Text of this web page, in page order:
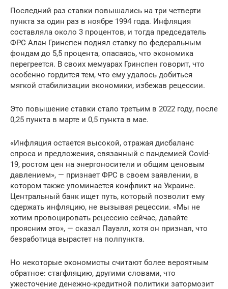
Последний раз ставки повышались на три четверти
пункта за один раз в ноябре 1994 года. Инфляция
составляла около 3 процентов, и тогда председатель
ФРС Алан Гринспен поднял ставку по федеральным
фондам до 5,5 процента, опасаясь, что экономика
перегреется. В своих мемуарах Гринспен говорит, что
особенно гордится тем, что ему удалось добиться
мягкой стабилизации экономики, избежав рецессии.
Это повышение ставки стало третьим в 2022 году, после
0,25 пункта в марте и 0,5 пункта в мае.
«Инфляция остается высокой, отражая дисбаланс
спроса и предложения, связанный с пандемией Covid-
19, ростом цен на энергоносители и общим ценовым
давлением», — признает ФРС в своем заявлении, в
котором также упоминается конфликт на Украине.
Центральный банк ищет путь, который позволит ему
сдержать инфляцию, не вызывая рецессии. «Мы не
хотим провоцировать рецессию сейчас, давайте
проясним это», — сказал Пауэлл, хотя он признал, что
безработица вырастет на полпункта.
Но некоторые экономисты считают более вероятным
обратное: стагфляцию, другими словами, что
ужесточение денежно-кредитной политики затормозит